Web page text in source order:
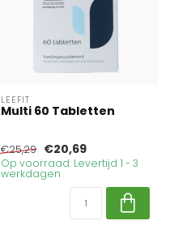
LEEFIT
Multi 60 Tabletten
€25,29 €20,69
Op voorraad. Levertijd 1 - 3
werkdagen